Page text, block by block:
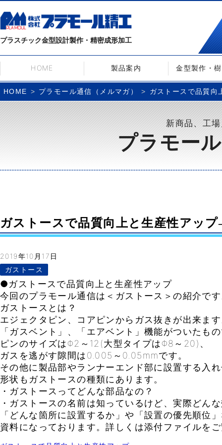
プラスチック金型設計製作・精密成形加工
HOME 製品案内 金型製作・
HOME プラモール通信（メルマガ） ガストースで品質
新商品、工
プラモー
ガストースで品質向上と生産性アップ
2019年10月17日
ガストース
●ガストースで品質向上と生産性アップ
今回のプラモール通信は＜ガストース＞の紹介で
ガストースとは？
エジェクタピン、コアピンからガス抜きが出来ま
「ガスベント」、「エアベント」機能がついたも
ピンのサイズはΦ2～12(大型タイプはΦ8～20)、
ガスを逃がす隙間は0.005～0.05mmです。
その他に製品部やランナーエンド部に設置する入
形状もガストースの種類にあります。
・ガストースってどんな部品なの？
・ガストースの名前は知っているけど、実際どん
「どんな箇所に設置するか」や「設置の優先順位
資料になっております。詳しくは添付ファイルを